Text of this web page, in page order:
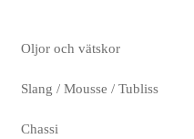
Oljor och vätskor
Slang / Mousse / Tubliss
Chassi